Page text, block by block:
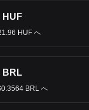
HUF
HUF へ
BRL
BRL へ